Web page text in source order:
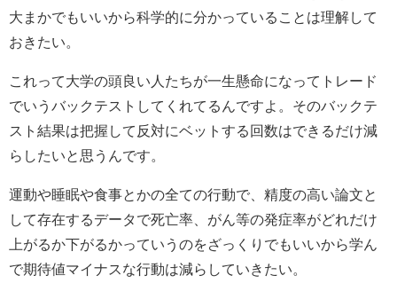
大まかでもいいから科学的に分かっていることは理解して
おきたい。
これって大学の頭良い人たちが一生懸命になってトレード
でいうバックテストしてくれてるんですよ。そのバックテ
スト結果は把握して反対にベットする回数はできるだけ減
らしたいと思うんです。
運動や睡眠や食事とかの全ての行動で、精度の高い論文と
して存在するデータで死亡率、がん等の発症率がどれだけ
上がるか下がるかっていうのをざっくりでもいいから学ん
で期待値マイナスな行動は減らしていきたい。